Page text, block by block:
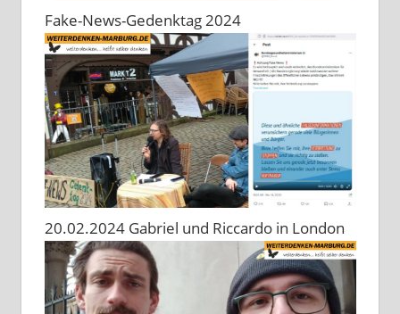
Fake-News-Gedenktag 2024
20.02.2024 Gabriel und Riccardo in London